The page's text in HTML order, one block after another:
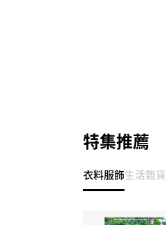
特集推薦
衣料服飾生活雜貨